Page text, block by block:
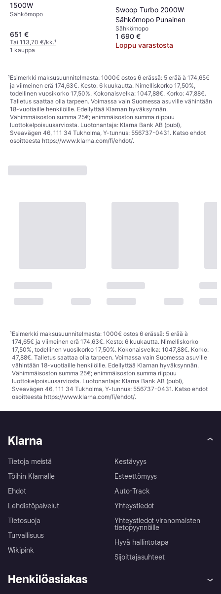
1500W
Sähkömopo
651 €
Tai 113,70 €/kk.¹
1 kauppa
Swoop Turbo 2000W
Sähkömopo Punainen
Sähkömopo
1 690 €
Loppu varastosta
¹Esimerkki maksusuunnitelmasta: 1000€ ostos 6 erässä: 5 erää à 174,65€
ja viimeinen erä 174,63€. Kesto: 6 kuukautta. Nimelliskorko 17,50%,
todellinen vuosikorko 17,50%. Kokonaisvelka: 1047,88€. Korko: 47,88€.
Talletus saattaa olla tarpeen. Voimassa vain Suomessa asuville vähintään
18-vuotiaille henkilöille. Edellyttää Klarnan hyväksynnän.
Vähimmäisoston summa 25€; enimmäisoston summa riippuu
luottokelpoisuusarviosta. Luotonantaja: Klarna Bank AB (publ),
Sveavägen 46, 111 34 Tukholma, Y-tunnus: 556737-0431. Katso ehdot
osoitteesta https://www.klarna.com/fi/ehdot/.
¹Esimerkki maksusuunnitelmasta: 1000€ ostos 6 erässä: 5 erää à
174,65€ ja viimeinen erä 174,63€. Kesto: 6 kuukautta. Nimelliskorko
17,50%, todellinen vuosikorko 17,50%. Kokonaisvelka: 1047,88€. Korko:
47,88€. Talletus saattaa olla tarpeen. Voimassa vain Suomessa asuville
vähintään 18-vuotiaille henkilöille. Edellyttää Klarnan hyväksynnän.
Vähimmäisoston summa 25€; enimmäisoston summa riippuu
luottokelpoisuusarviosta. Luotonantaja: Klarna Bank AB (publ),
Sveavägen 46, 111 34 Tukholma, Y-tunnus: 556737-0431. Katso ehdot
osoitteesta https://www.klarna.com/fi/ehdot/.
Klarna
Tietoja meistä
Töihin Klarnalle
Ehdot
Lehdistöpalvelut
Tietosuoja
Turvallisuus
Wikipink
Kestävyys
Esteettömyys
Auto-Track
Yhteystiedot
Yhteystiedot viranomaisten
tietopyynnöille
Hyvä hallintotapa
Sijoittajasuhteet
Henkilöasiakas